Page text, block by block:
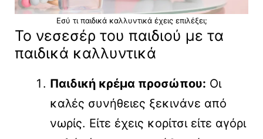
Εσύ τι παιδικά καλλυντικά έχεις επιλέξει;
Το νεσεσέρ του παιδιού με τα
παιδικά καλλυντικά
Παιδική κρέμα προσώπου: Οι
καλές συνήθειες ξεκινάνε από
νωρίς. Είτε έχεις κορίτσι είτε αγόρι